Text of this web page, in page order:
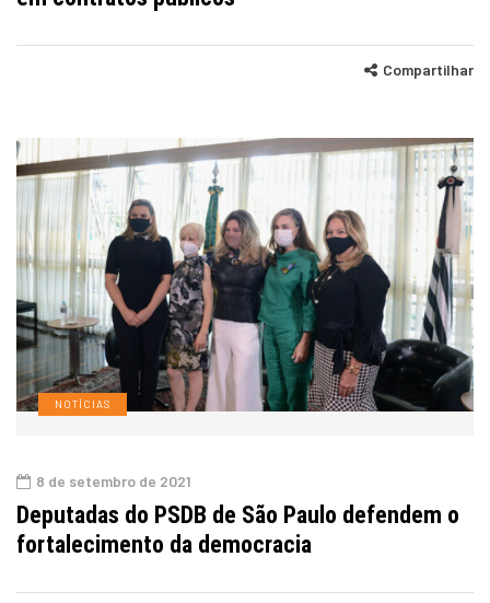
Compartilhar
NOTÍCIAS
8 de setembro de 2021
Deputadas do PSDB de São Paulo defendem o
fortalecimento da democracia